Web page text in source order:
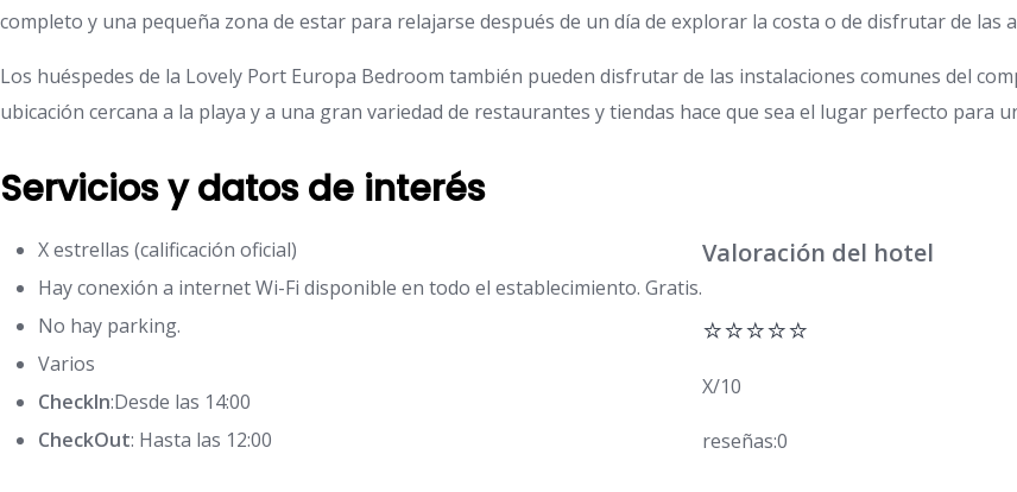
completo y una pequeña zona de estar para relajarse después de un día de explorar la costa o de disfrutar de las
Los huéspedes de la Lovely Port Europa Bedroom también pueden disfrutar de las instalaciones comunes del
ubicación cercana a la playa y a una gran variedad de restaurantes y tiendas hace que sea el lugar perfecto para
Servicios y datos de interés
X estrellas (calificación oficial)
Hay conexión a internet Wi-Fi disponible en todo el establecimiento. Gratis.
No hay parking.
Varios
CheckIn:Desde las 14:00
CheckOut: Hasta las 12:00
Valoración del hotel
⭐⭐⭐⭐⭐
X/10
reseñas:0